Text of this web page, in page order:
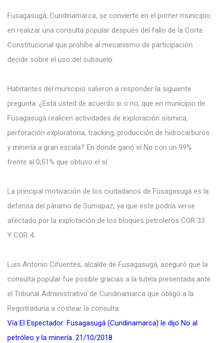
Fusagasugá, Cundinamarca, se convierte en el primer municipio
en realizar una consulta popular después del fallo de la Corte
Constitucional que prohíbe al mecanismo de participación
decidir sobre el uso del subsuelo.
Habitantes del municipio salieron a responder la siguiente
pregunta: ¿Está usted de acuerdo si o no, que en municipio de
Fusagasugá realicen actividades de exploración sísmica,
perforación exploratoria, fracking, producción de hidrocarburos
y minería a gran escala? En donde ganó el No con un 99%
frente al 0,51% que obtuvo el sí.
La principal motivación de los ciudadanos de Fusagasugá es la
defensa del páramo de Sumapaz, ya que este podría verse
afectado por la explotación de los bloques petroleros COR 33
Y COR 4.
Luis Antonio Cifuentes, alcalde de Fusagasugá, aseguró que la
consulta popular fue posible gracias a la tutela presentada ante
el Tribunal Administrativo de Cundinamarca que obligó a la
Registraduría a costear la consulta.
Vía El Espectador: Fusagasugá (Cundinamarca) le dijo No al
petróleo y la minería. 21/10/2018